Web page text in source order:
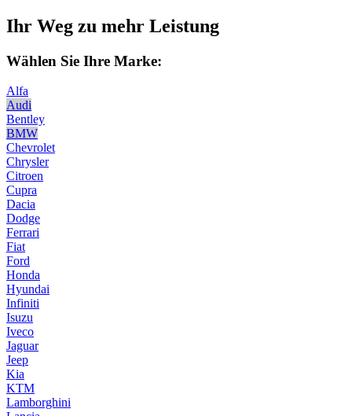
Ihr Weg zu mehr Leistung
Wählen Sie Ihre Marke:
Alfa
Audi
Bentley
BMW
Chevrolet
Chrysler
Citroen
Cupra
Dacia
Dodge
Ferrari
Fiat
Ford
Honda
Hyundai
Infiniti
Isuzu
Iveco
Jaguar
Jeep
Kia
KTM
Lamborghini